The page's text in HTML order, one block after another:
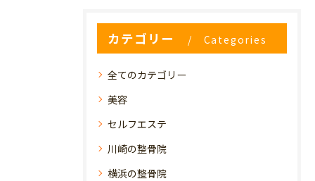
カテゴリー Categories
全てのカテゴリー
美容
セルフエステ
川崎の整骨院
横浜の整骨院